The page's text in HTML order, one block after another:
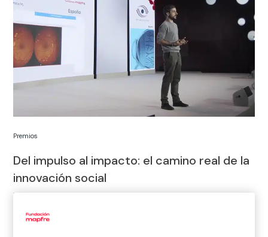
Del impulso al impacto: el camino real de la
innovación social
Premios
Los proyectos ganadores de nuestros Premios a la
siendo parte de la solución, cambiando vidas. Te contamos